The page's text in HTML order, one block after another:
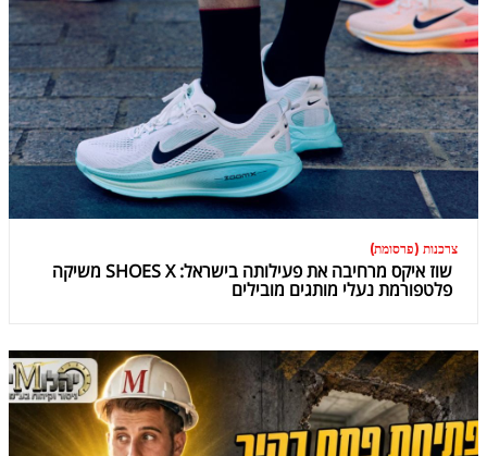
צרכנות (פרסומת)
שוז איקס מרחיבה את פעילותה בישראל: SHOES X משיקה
פלטפורמת נעלי מותגים מובילים